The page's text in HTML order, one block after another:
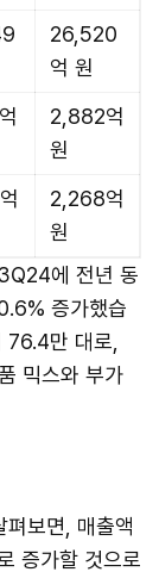
26,520
억 원
2,882억
원
2,268억
원
에 전년 동
증가했습
76.4만 대로,
믹스와 부가
보면, 매출액
증가할 것으로